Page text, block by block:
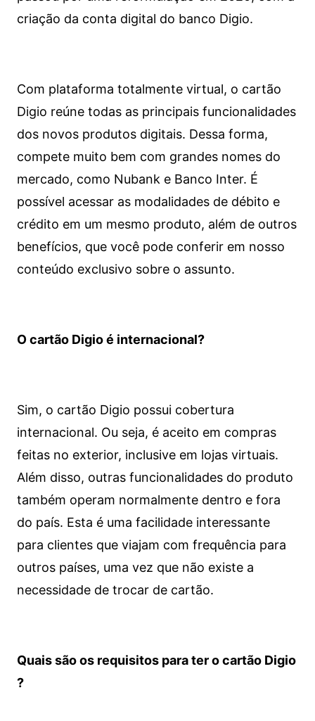
criação da conta digital do banco Digio.
Com plataforma totalmente virtual, o cartão
Digio reúne todas as principais funcionalidades
dos novos produtos digitais. Dessa forma,
compete muito bem com grandes nomes do
mercado, como Nubank e Banco Inter. É
possível acessar as modalidades de débito e
crédito em um mesmo produto, além de outros
benefícios, que você pode conferir em nosso
conteúdo exclusivo sobre o assunto.
O cartão Digio é internacional?
Sim, o cartão Digio possui cobertura
internacional. Ou seja, é aceito em compras
feitas no exterior, inclusive em lojas virtuais.
Além disso, outras funcionalidades do produto
também operam normalmente dentro e fora
do país. Esta é uma facilidade interessante
para clientes que viajam com frequência para
outros países, uma vez que não existe a
necessidade de trocar de cartão.
Quais são os requisitos para ter o cartão Digio
?